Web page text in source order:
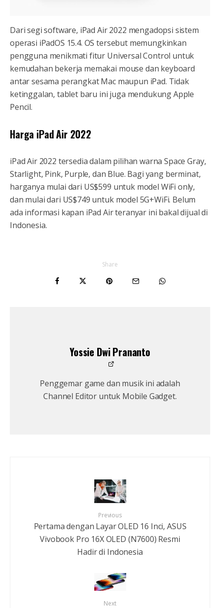
Dari segi software, iPad Air 2022 mengadopsi sistem
operasi iPadOS 15.4. OS tersebut memungkinkan
pengguna menikmati fitur Universal Control untuk
kemudahan bekerja memakai mouse dan keyboard
antar sesama perangkat Mac maupun iPad. Tidak
ketinggalan, tablet baru ini juga mendukung Apple
Pencil.
Harga iPad Air 2022
iPad Air 2022 tersedia dalam pilihan warna Space Gray,
Starlight, Pink, Purple, dan Blue. Bagi yang berminat,
harganya mulai dari US$599 untuk model WiFi only,
dan mulai dari US$749 untuk model 5G+WiFi. Belum
ada informasi kapan iPad Air teranyar ini bakal dijual di
Indonesia.
Share
Yossie Dwi Prananto
Penggemar game dan musik ini adalah
Channel Editor untuk Mobile Gadget.
Previous
Pertama dengan Layar OLED 16 Inci, ASUS
Vivobook Pro 16X OLED (N7600) Resmi
Hadir di Indonesia
Next